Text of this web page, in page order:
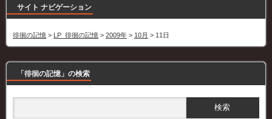
サイト ナビゲーション
徘徊の記憶 > LP_徘徊の記憶 > 2009年 > 10月 > 11日
「徘徊の記憶」の検索